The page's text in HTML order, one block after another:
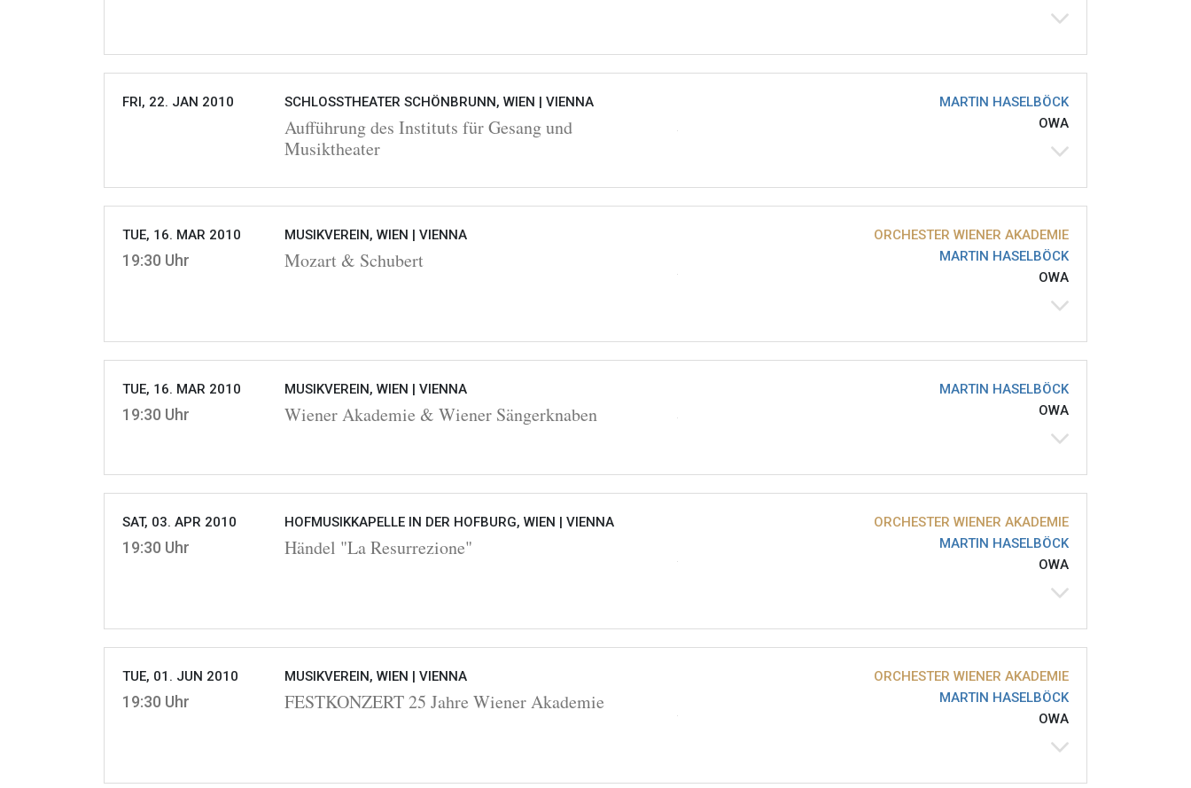
FRI, 22. JAN 2010 SCHLOSSTHEATER SCHÖNBRUNN, WIEN | VIENNA
Aufführung des Instituts für Gesang und
Musiktheater
MARTIN HASELBÖCK
OWA
TUE, 16. MAR 2010
19:30 Uhr
MUSIKVEREIN, WIEN | VIENNA
Mozart & Schubert
ORCHESTER WIENER AKADEMIE
MARTIN HASELBÖCK
OWA
TUE, 16. MAR 2010
19:30 Uhr
MUSIKVEREIN, WIEN | VIENNA
Wiener Akademie & Wiener Sängerknaben
MARTIN HASELBÖCK
OWA
SAT, 03. APR 2010
19:30 Uhr
HOFMUSIKKAPELLE IN DER HOFBURG, WIEN | VIENNA
Händel "La Resurrezione"
ORCHESTER WIENER AKADEMIE
MARTIN HASELBÖCK
OWA
TUE, 01. JUN 2010
19:30 Uhr
MUSIKVEREIN, WIEN | VIENNA
FESTKONZERT 25 Jahre Wiener Akademie
ORCHESTER WIENER AKADEMIE
MARTIN HASELBÖCK
OWA